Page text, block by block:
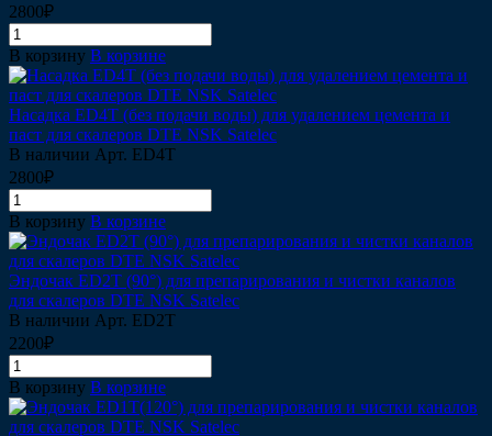
2800₽
В корзину В корзине
Насадка ЕD4T (без подачи воды) для удалением цемента и
паст для скалеров DTE NSK Satelec
В наличии Арт. ED4T
2800₽
В корзину В корзине
Эндочак ЕD2T (90°) для препарирования и чистки каналов
для скалеров DTE NSK Satelec
В наличии Арт. ED2T
2200₽
В корзину В корзине